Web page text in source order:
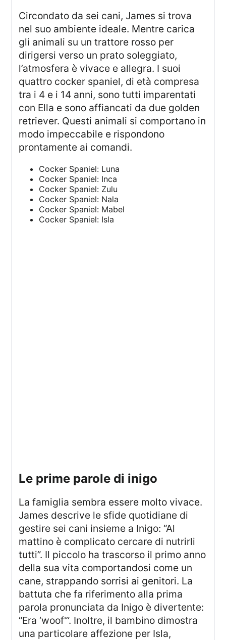
Circondato da sei cani, James si trova
nel suo ambiente ideale. Mentre carica
gli animali su un trattore rosso per
dirigersi verso un prato soleggiato,
l’atmosfera è vivace e allegra. I suoi
quattro cocker spaniel, di età compresa
tra i 4 e i 14 anni, sono tutti imparentati
con Ella e sono affiancati da due golden
retriever. Questi animali si comportano in
modo impeccabile e rispondono
prontamente ai comandi.
Cocker Spaniel: Luna
Cocker Spaniel: Inca
Cocker Spaniel: Zulu
Cocker Spaniel: Nala
Cocker Spaniel: Mabel
Cocker Spaniel: Isla
le prime parole di inigo
La famiglia sembra essere molto vivace.
James descrive le sfide quotidiane di
gestire sei cani insieme a Inigo: “Al
mattino è complicato cercare di nutrirli
tutti”. Il piccolo ha trascorso il primo anno
della sua vita comportandosi come un
cane, strappando sorrisi ai genitori. La
battuta che fa riferimento alla prima
parola pronunciata da Inigo è divertente:
“Era ‘woof'”. Inoltre, il bambino dimostra
una particolare affezione per Isla,